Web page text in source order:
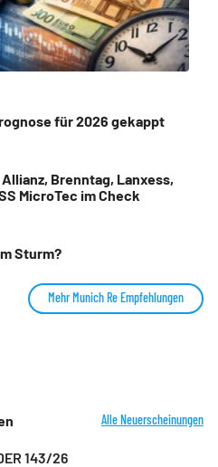
für 2026 gekappt
Brenntag, Lanxess,
MicroTec im Check
Sturm?
Mehr Munich Re Empfehlungen
Alle Neuerscheinungen
143/26